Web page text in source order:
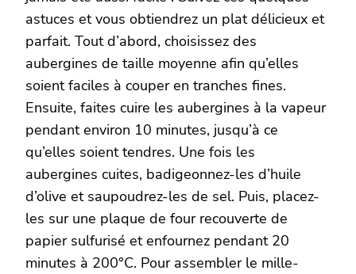
astuces et vous obtiendrez un plat délicieux et
parfait. Tout d’abord, choisissez des
aubergines de taille moyenne afin qu’elles
soient faciles à couper en tranches fines.
Ensuite, faites cuire les aubergines à la vapeur
pendant environ 10 minutes, jusqu’à ce
qu’elles soient tendres. Une fois les
aubergines cuites, badigeonnez-les d’huile
d’olive et saupoudrez-les de sel. Puis, placez-
les sur une plaque de four recouverte de
papier sulfurisé et enfournez pendant 20
minutes à 200°C. Pour assembler le mille-